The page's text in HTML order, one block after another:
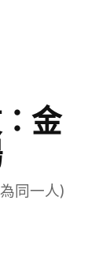
金
同一人)